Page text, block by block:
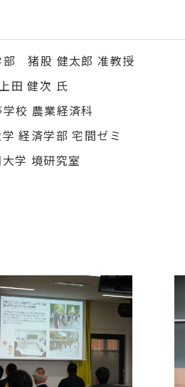
部 猪股 健太郎 准教授
田 健次 氏
校 農業経済科
経済学部 宅間ゼミ
学 境研究室